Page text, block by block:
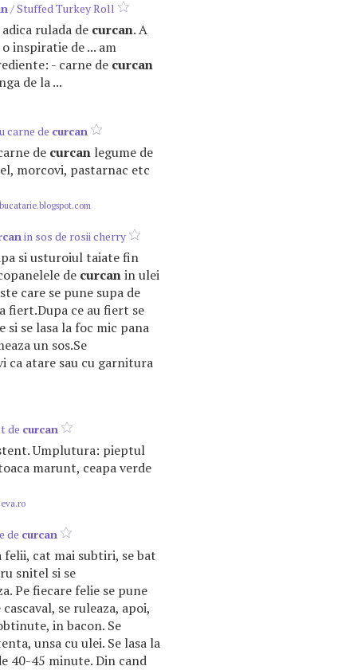
/ Stuffed Turkey Roll
rulada de curcan. A
inspiratie de ... am
- carne de curcan
de la ...
carne de curcan
de curcan legume de
morcovi, pastarnac etc
in sos de rosii cherry
si usturoiul taiate fin
de curcanin ulei
care se pune supa de
fiert.Dupa ce au fiert se
si se lasa la foc mic pana
un sos.Se
ca atare sau cu garnitura
de curcan
Umplutura: pieptul
marunt, ceapa verde
de curcan
felii, cat mai subtiri, se bat
snitel si se
Pe fiecare felie se pune
se ruleaza, apoi,
in bacon. Se
unsa cu ulei. Se lasa la
40-45 minute. Din cand